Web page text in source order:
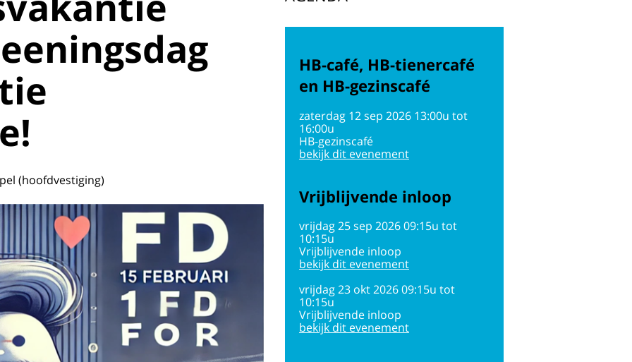
(hoofdvestiging)
HB-café, HB-tienercafé
en HB-gezinscafé
zaterdag 12 sep 2026 13:00u tot
16:00u
HB-gezinscafé
bekijk dit evenement
Vrijblijvende inloop
vrijdag 25 sep 2026 09:15u tot
10:15u
Vrijblijvende inloop
bekijk dit evenement
vrijdag 23 okt 2026 09:15u tot
10:15u
Vrijblijvende inloop
bekijk dit evenement